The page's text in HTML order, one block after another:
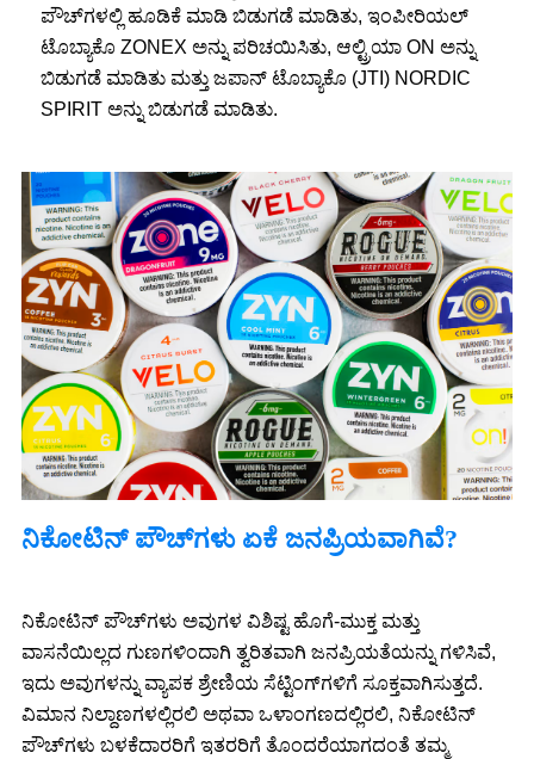
ಪೌಚ್‌ಗಳಲ್ಲಿ ಹೂಡಿಕೆ ಮಾಡಿ ಬಿಡುಗಡೆ ಮಾಡಿತು, ಇಂಪೀರಿಯಲ್
ಟೊಬ್ಯಾಕೊ ZONEX ಅನ್ನು ಪರಿಚಯಿಸಿತು, ಆಲ್ಟ್ರಿಯಾ ON ಅನ್ನು
ಬಿಡುಗಡೆ ಮಾಡಿತು ಮತ್ತು ಜಪಾನ್ ಟೊಬ್ಯಾಕೊ (JTI) NORDIC
SPIRIT ಅನ್ನು ಬಿಡುಗಡೆ ಮಾಡಿತು.
ನಿಕೋಟಿನ್ ಪೌಚ್‌ಗಳು ಏಕೆ ಜನಪ್ರಿಯವಾಗಿವೆ?
ನಿಕೋಟಿನ್ ಪೌಚ್‌ಗಳು ಅವುಗಳ ವಿಶಿಷ್ಟ ಹೊಗೆ-ಮುಕ್ತ ಮತ್ತು
ವಾಸನೆಯಿಲ್ಲದ ಗುಣಗಳಿಂದಾಗಿ ತ್ವರಿತವಾಗಿ ಜನಪ್ರಿಯತೆಯನ್ನು ಗಳಿಸಿವೆ,
ಇದು ಅವುಗಳನ್ನು ವ್ಯಾಪಕ ಶ್ರೇಣಿಯ ಸೆಟ್ಟಿಂಗ್‌ಗಳಿಗೆ ಸೂಕ್ತವಾಗಿಸುತ್ತದೆ.
ವಿಮಾನ ನಿಲ್ದಾಣಗಳಲ್ಲಿರಲಿ ಅಥವಾ ಒಳಾಂಗಣದಲ್ಲಿರಲಿ, ನಿಕೋಟಿನ್
ಪೌಚ್‌ಗಳು ಬಳಕೆದಾರರಿಗೆ ಇತರರಿಗೆ ತೊಂದರೆಯಾಗದಂತೆ ತಮ್ಮ